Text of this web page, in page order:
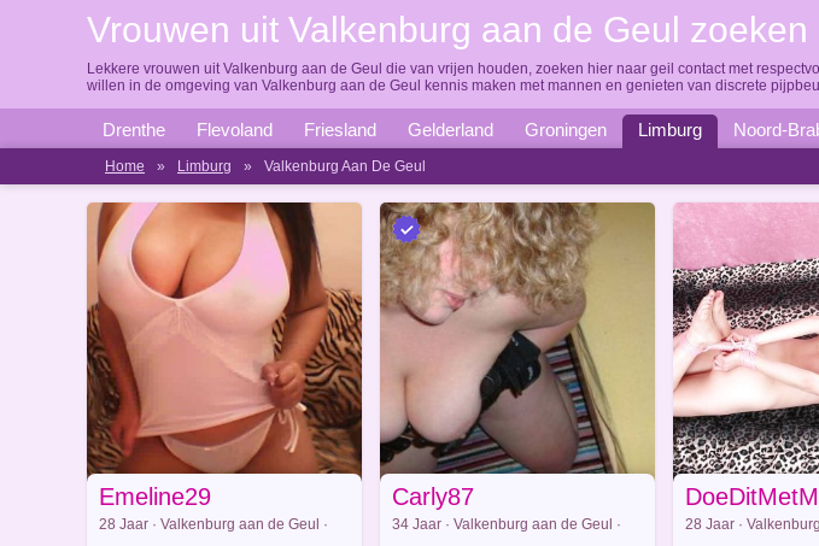
Vrouwen uit Valkenburg aan de Geul
Lekkere vrouwen uit Valkenburg aan de Geul die van vrijen houden, zoeken hier naar geil contact met
willen in de omgeving van Valkenburg aan de Geul kennis maken met mannen en genieten van discrete
Drenthe Flevoland Friesland Gelderland Groningen Limburg Noord-
Home » Limburg » Valkenburg Aan De Geul
Emeline29
28 Jaar · Valkenburg aan de Geul ·
Carly87
34 Jaar · Valkenburg aan de Geul ·
28 Jaar ·